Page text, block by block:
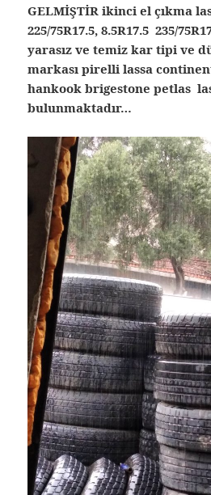
GELMİŞTİR ikinci el çıkma
225/75R17.5, 8.5R17.5 235/
yarasız ve temiz kar tipi ve
markası pirelli lassa
hankook brigestone petlas
bulunmaktadır…